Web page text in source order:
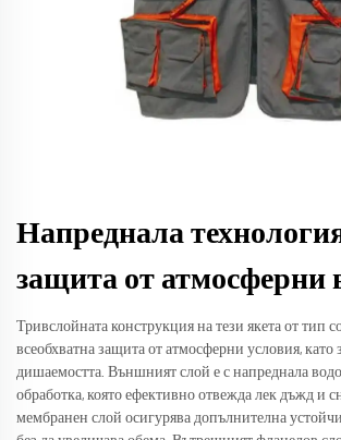
Напреднала
защита от атмосферни
Тривслойната конструкция на тези якета от тип
всеобхватна защита от атмосферни условия, като
дишаемостта. Външният слой е с напреднала
обработка, която ефективно отвежда лек дъжд и
мембранен слой осигурява допълнителна